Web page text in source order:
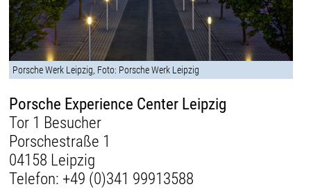
Porsche Werk Leipzig, Foto: Porsche Werk Leipzig
Porsche Experience Center Leipzig
Tor 1 Besucher
Porschestraße 1
04158 Leipzig
Telefon: +49 (0)341 99913588